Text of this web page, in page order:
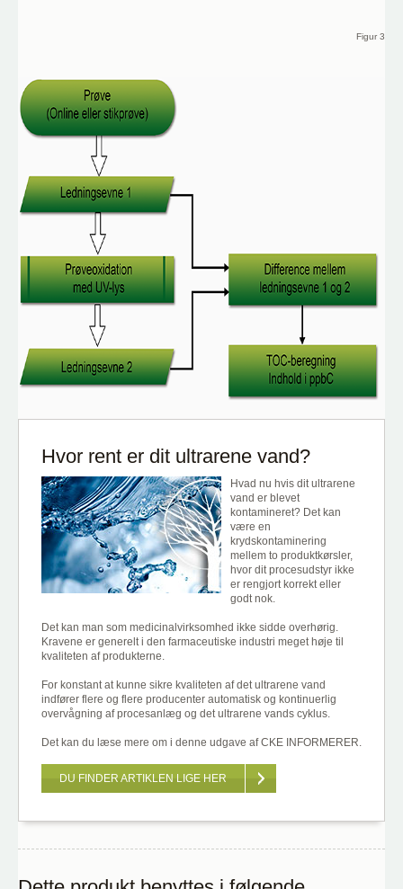
Figur 3
Hvor rent er dit ultrarene vand?
Hvad nu hvis dit ultrarene
vand er blevet
kontamineret? Det kan
være en
krydskontaminering
mellem to produktkørsler,
hvor dit procesudstyr ikke
er rengjort korrekt eller
godt nok.
Det kan man som medicinalvirksomhed ikke sidde overhørig.
Kravene er generelt i den farmaceutiske industri meget høje til
kvaliteten af produkterne.
For konstant at kunne sikre kvaliteten af det ultrarene vand
indfører flere og flere producenter automatisk og kontinuerlig
overvågning af procesanlæg og det ultrarene vands cyklus.
Det kan du læse mere om i denne udgave af CKE INFORMERER.
DU FINDER ARTIKLEN LIGE HER